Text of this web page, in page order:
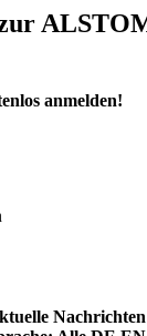
anmelden!
Nachrichten